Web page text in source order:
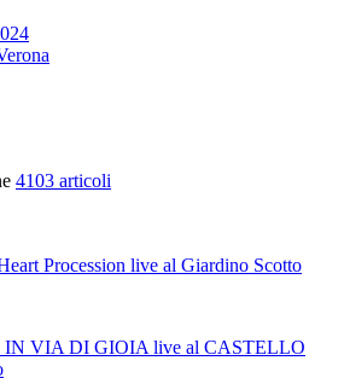
4103 articoli
Procession live al Giardino Scotto
IN VIA DI GIOIA live al CASTELLO